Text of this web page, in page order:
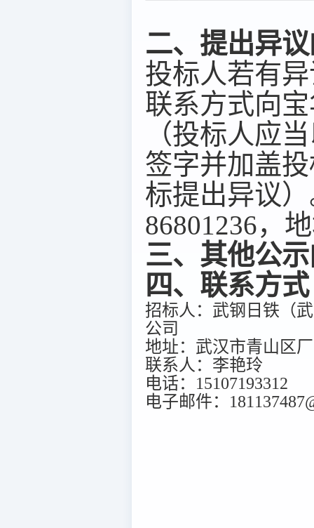
二、提出异
投标人若有
联系方式向
（投标人应
签字并加盖
标提出异议
86801236，
三、其他公
四、联系方式
招标人：武钢日铁（
公司
地址：武汉市青山区
联系人：李艳玲
电话：15107193312
电子邮件：